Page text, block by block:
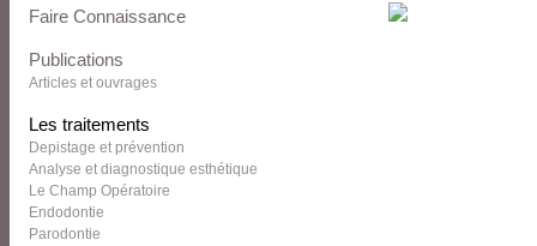
Faire Connaissance
Publications
Articles et ouvrages
Les traitements
Depistage et prévention
Analyse et diagnostique esthétique
Le Champ Opératoire
Endodontie
Parodontie